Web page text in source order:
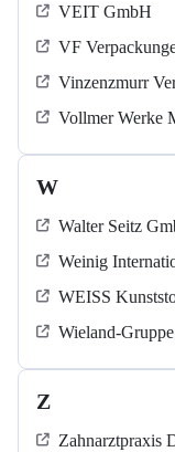
VEIT GmbH
VF
Vinzenzmurr
Vollmer Werke
W
Walter Seitz
Weinig
WEISS
Wieland-Gruppe
Z
Zahnarztpraxis